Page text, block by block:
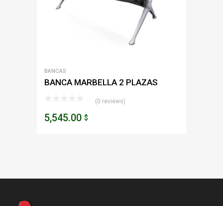
BANCAS
BANCA MARBELLA 2 PLAZAS
(0 reviews)
5,545.00 $